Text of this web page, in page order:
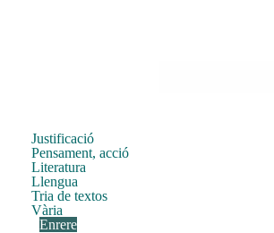
Justificació
Pensament, acció
Literatura
Llengua
Tria de textos
Vària
Enrere